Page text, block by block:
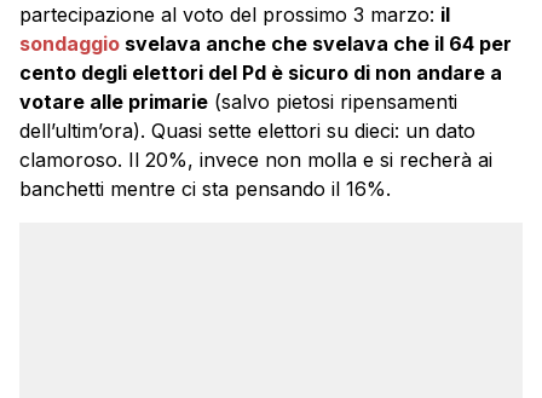
partecipazione al voto del prossimo 3 marzo: il
sondaggio svelava anche che svelava che il 64 per
cento degli elettori del Pd è sicuro di non andare a
votare alle primarie (salvo pietosi ripensamenti
dell’ultim’ora). Quasi sette elettori su dieci: un dato
clamoroso. Il 20%, invece non molla e si recherà ai
banchetti mentre ci sta pensando il 16%.